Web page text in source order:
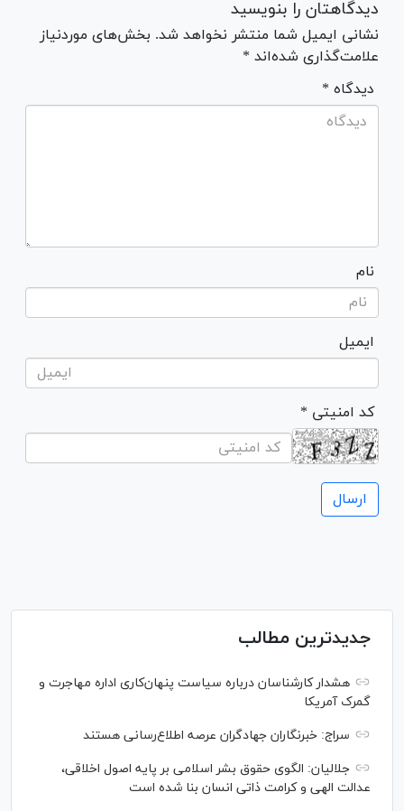
دیدگاهتان را بنویسید
نشانی ایمیل شما منتشر نخواهد شد. بخش‌های موردنیاز
علامت‌گذاری شده‌اند *
* دیدگاه
نام
ایمیل
* کد امنیتی
جدیدترین مطالب
هشدار کارشناسان درباره سیاست پنهان‌کاری اداره مهاجرت و
گمرک آمریکا
سراج: خبرنگاران جهادگران عرصه اطلاع‌رسانی هستند
جلالیان: الگوی حقوق بشر اسلامی بر پایه اصول اخلاقی،
عدالت الهی و کرامت ذاتی انسان بنا شده است